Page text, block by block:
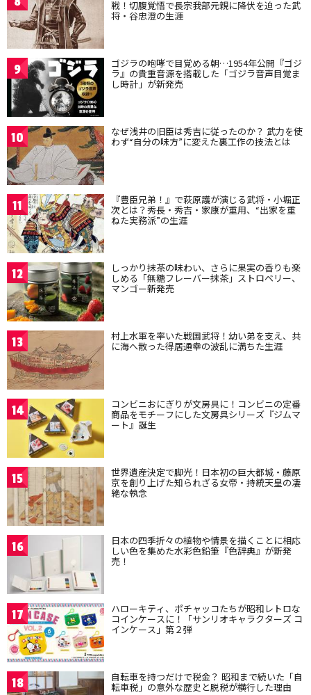
戦！切腹覚悟で長宗我部元親に降伏を迫った武
将・谷忠澄の生涯
9 ゴジラの咆哮で目覚める朝…1954年公開『ゴジ
ラ』の貴重音源を搭載した「ゴジラ音声目覚ま
し時計」が新発売
10 なぜ浅井の旧臣は秀吉に従ったのか？ 武力を使
わず“自分の味方”に変えた裏工作の技法とは
11 『豊臣兄弟！』で萩原護が演じる武将・小堀正
次とは？秀長・秀吉・家康が重用、“出家を重
ねた実務派”の生涯
12 しっかり抹茶の味わい、さらに果実の香りも楽
しめる「無糖フレーバー抹茶」ストロベリー、
マンゴー新発売
13 村上水軍を率いた戦国武将！幼い弟を支え、共
に海へ散った得居通幸の波乱に満ちた生涯
14 コンビニおにぎりが文房具に！コンビニの定番
商品をモチーフにした文房具シリーズ『ジムマ
ート』誕生
15 世界遺産決定で脚光！日本初の巨大都城・藤原
京を創り上げた知られざる女帝・持統天皇の凄
絶な執念
16 日本の四季折々の植物や情景を描くことに相応
しい色を集めた水彩色鉛筆『色辞典』が新発
売！
17 ハローキティ、ポチャッコたちが昭和レトロな
コインケースに！「サンリオキャラクターズ コ
インケース」第２弾
18 自転車を持つだけで税金？ 昭和まで続いた「自
転車税」の意外な歴史と脱税が横行した理由